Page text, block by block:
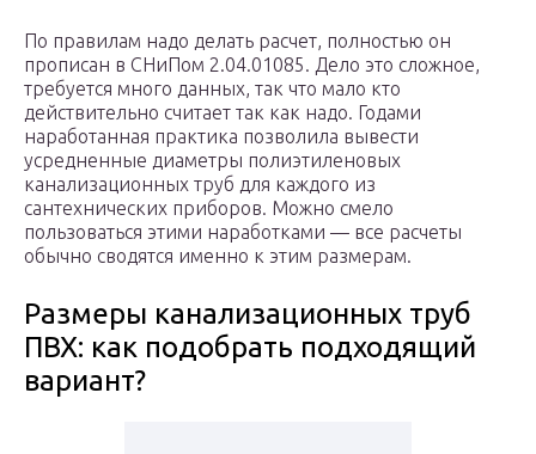
По правилам надо делать расчет, полностью он
прописан в СНиПом 2.04.01085. Дело это сложное,
требуется много данных, так что мало кто
действительно считает так как надо. Годами
наработанная практика позволила вывести
усредненные диаметры полиэтиленовых
канализационных труб для каждого из
сантехнических приборов. Можно смело
пользоваться этими наработками — все расчеты
обычно сводятся именно к этим размерам.
Размеры канализационных труб
ПВХ: как подобрать подходящий
вариант?